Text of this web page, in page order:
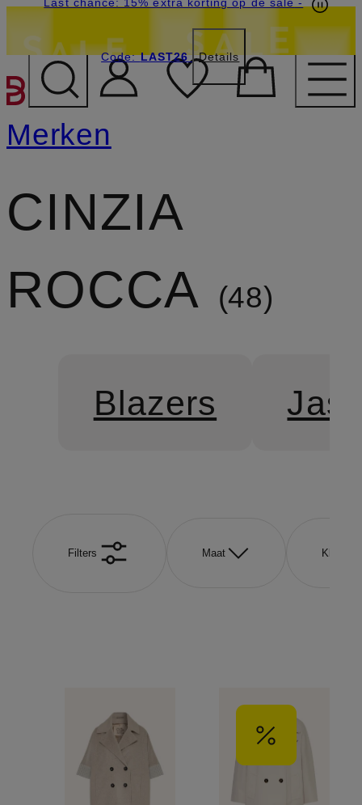
GA NAAR
Code:LAST26 Details
Merken
CINZIA
ROCCA
48
Blazers
Filters Maat Kleur